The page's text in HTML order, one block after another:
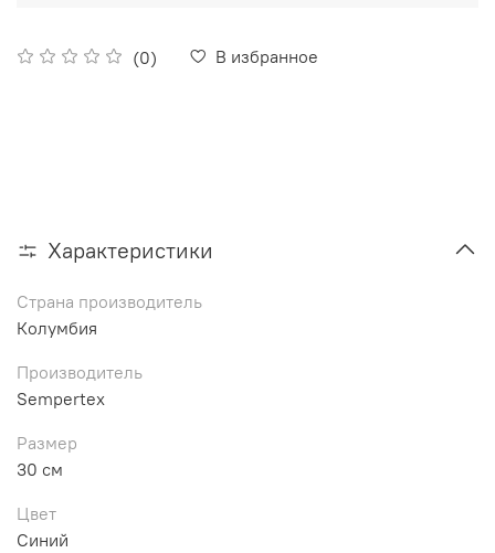
(0) В избранное
Характеристики
Страна производитель
Колумбия
Производитель
Sempertex
Размер
30 см
Цвет
Синий